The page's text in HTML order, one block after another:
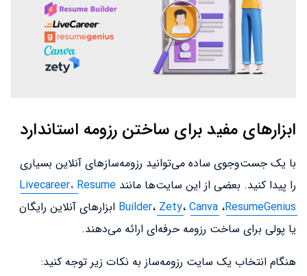
ابزارهای مفید برای ساختن رزومه استاندارد
با یک جست‌وجوی ساده می‌توانید رزومه‌سازهای آنلاین بسیاری
را پیدا کنید. بعضی از این سایت‌ها مانند
Livecareer، Resume
Builder، Zety، Canva ،ResumeGenius
ابزارهای آنلاین رایگان
یا پولی برای ساخت رزومه حرفه‌ای ارائه می‌دهند.
هنگام انتخاب یک سایت رزومه‌ساز به نکات زیر توجه کنید: